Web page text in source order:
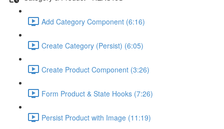
Add Category Component (6:16)
Create Category (Persist) (6:05)
Create Product Component (3:26)
Form Product & State Hooks (7:26)
Persist Product with Image (11:19)